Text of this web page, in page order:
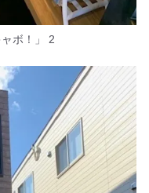
ボ！」 2